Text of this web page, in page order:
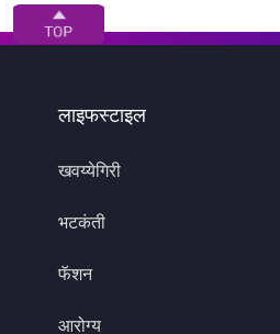
लाइफस्टाइल
खवय्येगिरी
भटकंती
फॅशन
आरोग्य